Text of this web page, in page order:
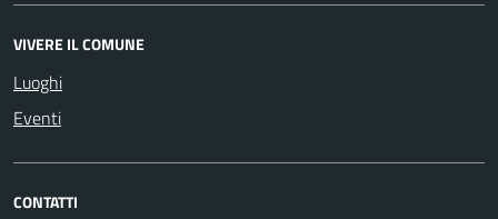
VIVERE IL COMUNE
Luoghi
Eventi
CONTATTI